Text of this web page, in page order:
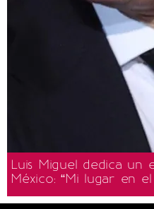
Luis Miguel dedica un
México: “Mi lugar en